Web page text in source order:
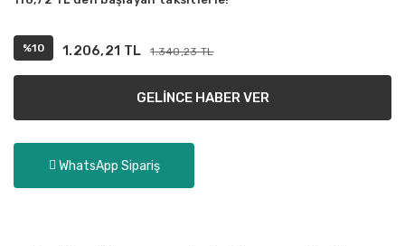
%10 1.206,21 TL 1.340,23 TL
GELİNCE HABER VER
WhatsApp Sipariş